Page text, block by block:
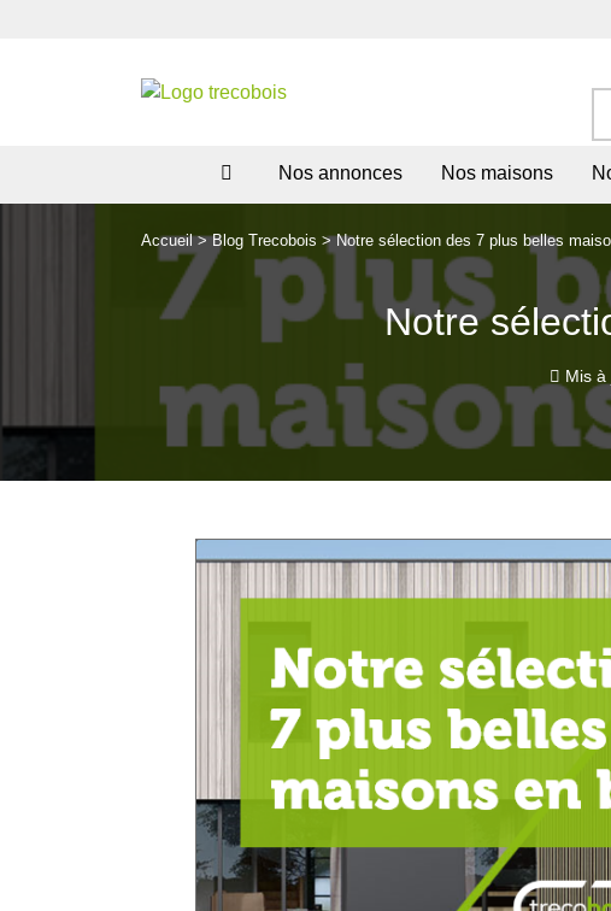
Nos annonces Nos maisons
Accueil>Blog Trecobois >Notre sélection des 7 plus belles
Notre
Mis